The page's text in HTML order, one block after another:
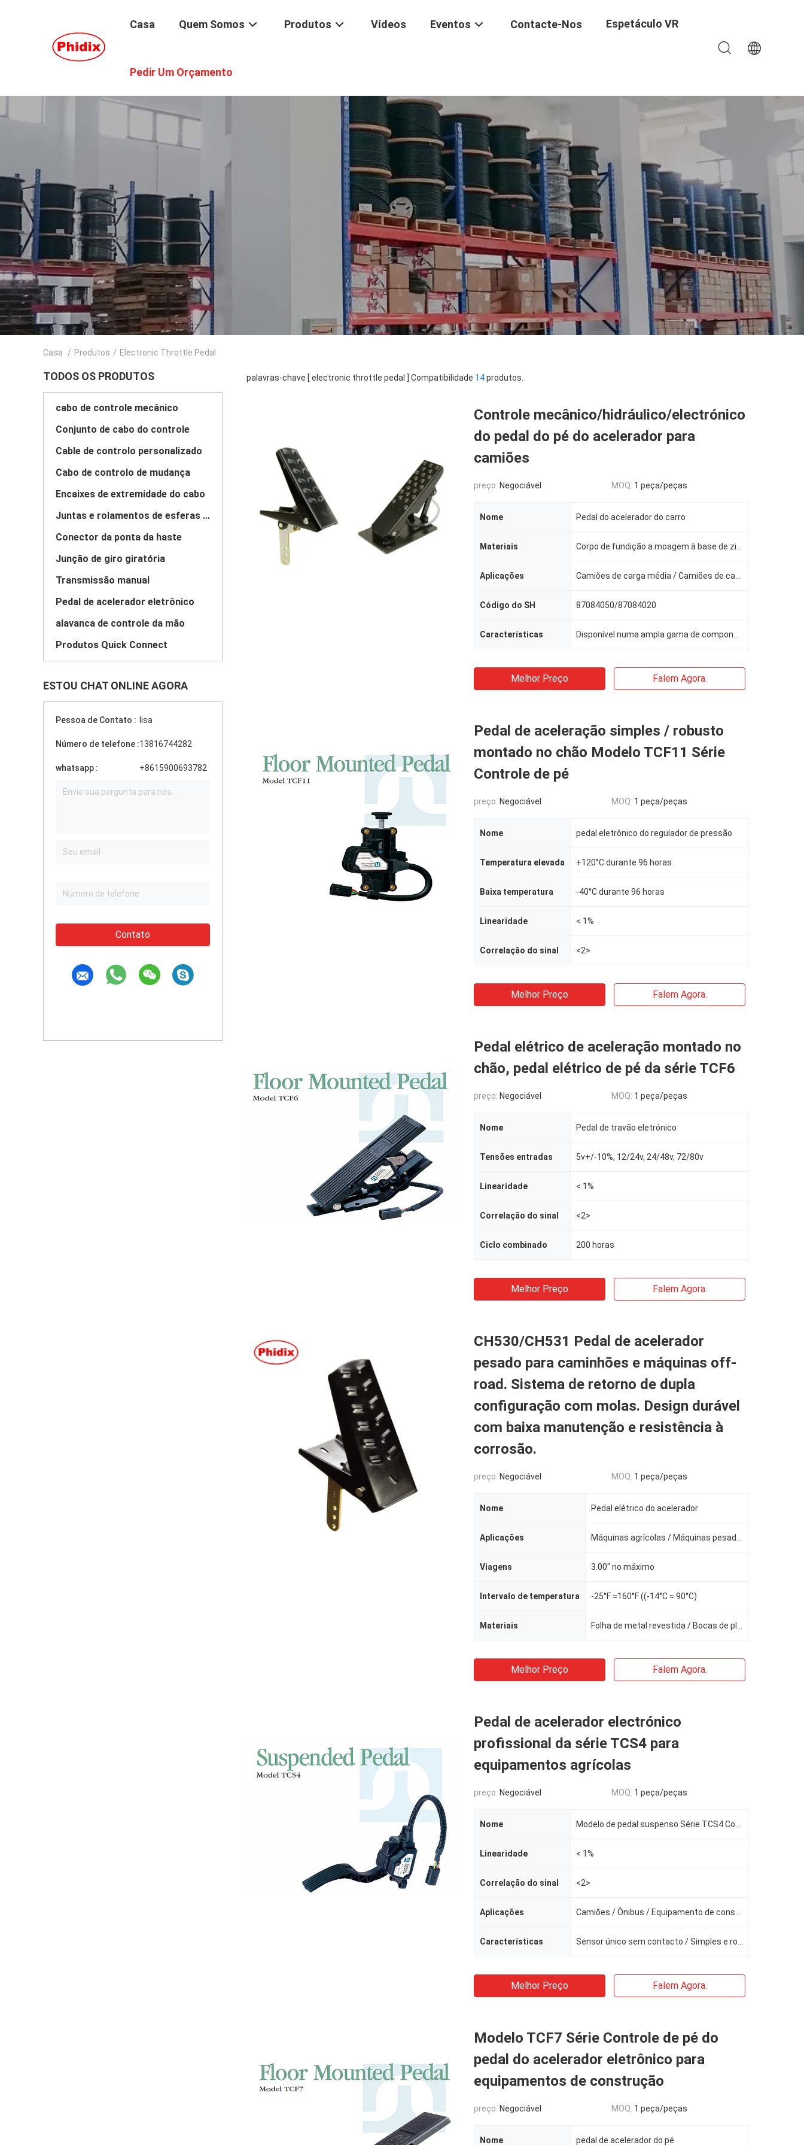
Casa Quem Somos Produtos Vídeos Eventos Contacte-Nos Espetáculo VR
Pedir Um Orçamento
Casa / Produtos / Electronic Throttle Pedal
TODOS OS PRODUTOS
cabo de controle mecânico
Conjunto de cabo do controle
Cable de controlo personalizado
Cabo de controlo de mudança
Encaixes de extremidade do cabo
Juntas e rolamentos de esferas de aço inoxidável
Conector da ponta da haste
Junção de giro giratória
Transmissão manual
Pedal de acelerador eletrônico
alavanca de controle da mão
Produtos Quick Connect
ESTOU CHAT ONLINE AGORA
Pessoa de Contato : lisa
Número de telefone :13816744282
whatsapp : +8615900693782
Contato
palavras-chave [ electronic throttle pedal ] Compatibilidade 14produtos.
Controle mecânico/hidráulico/electrónico
do pedal do pé do acelerador para
camiões
preço: Negociável MOQ: 1 peça/peças
Nome Pedal do acelerador do carro
Materiais
Aplicações
Código do SH 87084050/87084020
Características
Melhor Preço Falem Agora.
Pedal de aceleração simples / robusto
montado no chão Modelo TCF11 Série
Controle de pé
preço: Negociável MOQ: 1 peça/peças
Nome pedal eletrônico do regulador de pressão
Temperatura elevada +120°C durante 96 horas
Baixa temperatura -40°C durante 96 horas
Linearidade < 1%
Correlação do sinal <2>
Melhor Preço Falem Agora.
Pedal elétrico de aceleração montado no
chão, pedal elétrico de pé da série TCF6
preço: Negociável MOQ: 1 peça/peças
Nome Pedal de travão eletrónico
Tensões entradas 5v+/-10%, 12/24v, 24/48v, 72/80v
Linearidade < 1%
Correlação do sinal <2>
Ciclo combinado 200 horas
Melhor Preço Falem Agora.
CH530/CH531 Pedal de acelerador
pesado para caminhões e máquinas off-
road. Sistema de retorno de dupla
configuração com molas. Design durável
com baixa manutenção e resistência à
corrosão.
preço: Negociável MOQ: 1 peça/peças
Nome Pedal elétrico do acelerador
Aplicações
Viagens 3.00" no máximo
Intervalo de temperatura -25°F ≈160°F ((-14°C ≈ 90°C)
Materiais
Melhor Preço Falem Agora.
Pedal de acelerador electrónico
profissional da série TCS4 para
equipamentos agrícolas
preço: Negociável MOQ: 1 peça/peças
Nome
Linearidade < 1%
Correlação do sinal <2>
Aplicações
Características
Melhor Preço Falem Agora.
Modelo TCF7 Série Controle de pé do
pedal do acelerador eletrônico para
equipamentos de construção
preço: Negociável MOQ: 1 peça/peças
Nome pedal de acelerador do pé